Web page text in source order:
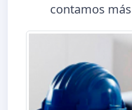
contamos